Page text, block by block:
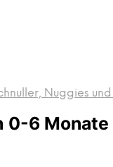
Nuggies
6 Monate